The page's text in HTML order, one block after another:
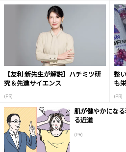
【友利 新先生が解説】ハチミツ研
究＆先進サイエンス
(PR)
整
も
(PR)
肌が健やかにな
る近道
(PR)